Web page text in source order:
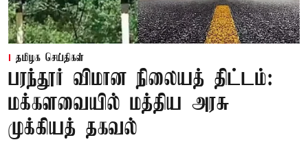
தமிழக செய்திகள்
பரந்தூர் விமான நிலையத் திட்டம்:
மக்களவையில் மத்திய அரசு
முக்கியத் தகவல்